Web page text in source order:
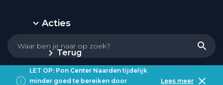
Acties
Terug
LET OP: Pon Center Naarden tijdelijk
minder goed te bereiken door
Lees meer